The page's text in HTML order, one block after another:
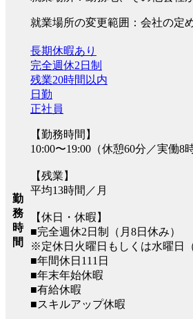
就業場所の変更範囲：会社の定
勤
務
時
間
長期休暇あり
完全週休2日制
残業20時間以内
日勤
正社員
【勤務時間】
10:00〜19:00（休憩60分／実働8
【残業】
平均13時間／月
【休日・休暇】
■完全週休2日制（月8日休み）
※定休日火曜日もしくは水曜日
■年間休日111日
■年末年始休暇
■有給休暇
■スキルアップ休暇